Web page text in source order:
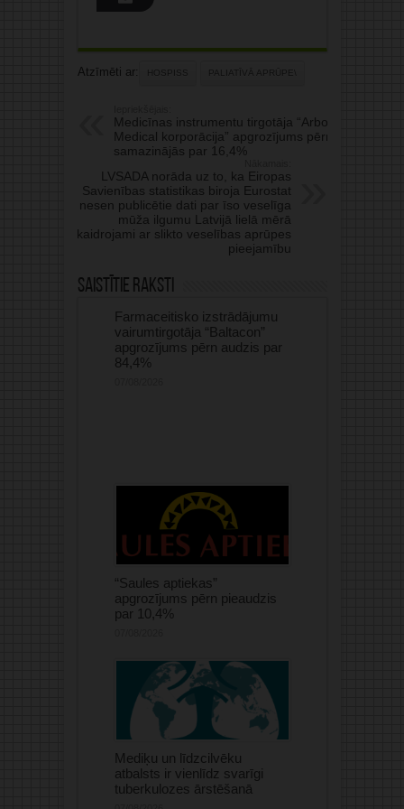
Atzīmēti ar: HOSPISS PALIATĪVĀ APRŪPE\
Medicīnas instrumentu tirgotāja “Arbor
Medical korporācija” apgrozījums pērn
samazinājās par 16,4%
LVSADA norāda uz to, ka Eiropas
Savienības statistikas biroja Eurostat
nesen publicētie dati par īso veselīga
mūža ilgumu Latvijā lielā mērā
skaidrojami ar slikto veselības aprūpes
pieejamību
Saistītie raksti
Farmaceitisko izstrādājumu
vairumtirgotāja “Baltacon”
apgrozījums pērn audzis par
84,4%
“Saules aptiekas”
apgrozījums pērn pieaudzis
par 10,4%
Mediķu un līdzcilvēku
atbalsts ir vienlīdz svarīgi
tuberkulozes ārstēšanā